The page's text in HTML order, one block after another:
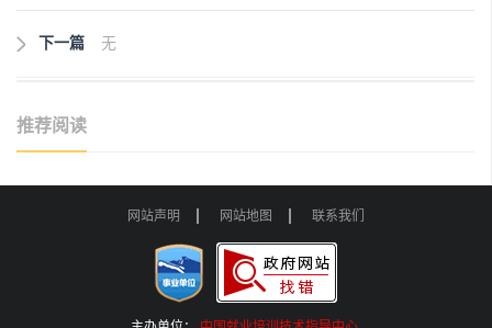
下一篇 无
推荐阅读
网站声明 网站地图 联系我们